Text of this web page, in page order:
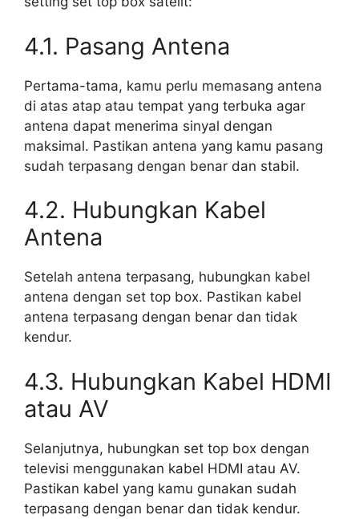
4.1. Pasang Antena
Pertama-tama, kamu perlu memasang antena
di atas atap atau tempat yang terbuka agar
antena dapat menerima sinyal dengan
maksimal. Pastikan antena yang kamu pasang
sudah terpasang dengan benar dan stabil.
4.2. Hubungkan Kabel
Antena
Setelah antena terpasang, hubungkan kabel
antena dengan set top box. Pastikan kabel
antena terpasang dengan benar dan tidak
kendur.
4.3. Hubungkan Kabel HDMI
atau AV
Selanjutnya, hubungkan set top box dengan
televisi menggunakan kabel HDMI atau AV.
Pastikan kabel yang kamu gunakan sudah
terpasang dengan benar dan tidak kendur.